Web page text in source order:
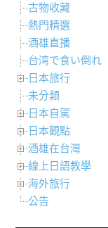
古物收藏
熱門精選
酒雄直播
台湾で食い倒れ
日本旅行
未分類
日本自駕
日本觀點
酒雄在台灣
線上日語教學
海外旅行
公告